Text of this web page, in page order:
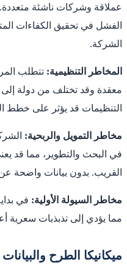
عملاقة وشركات ناشئة متعددة.
الفشل في تحقيق الكفاءات
الشركة.
المخاطر التنظيمية: تتطلب
معقدة وقد تختلف من دولة
التنظيمات قد يؤثر على خطط
مخاطر التمويل والربحية:
في البحث والتطوير، مما قد
القريب. بدون بيانات واضحة
مخاطر السيولة الأولية: في
مما يؤدي إلى تذبذبات سعرية
ميكانيكا الطرح